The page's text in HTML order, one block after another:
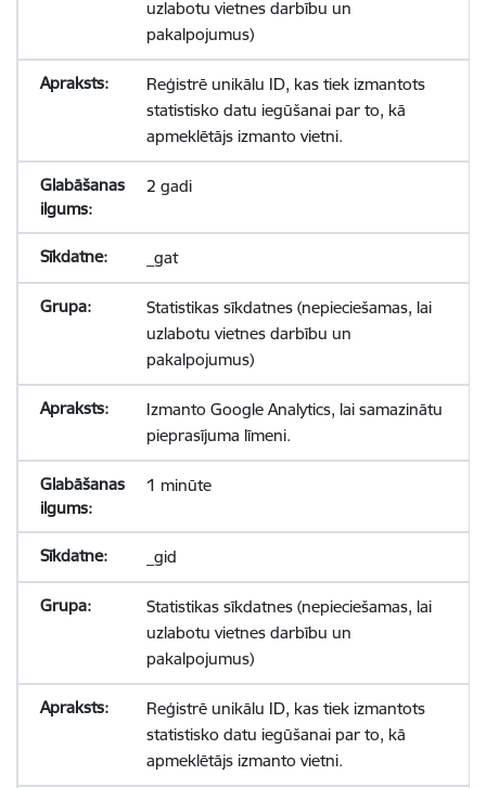
uzlabotu vietnes darbību un
pakalpojumus)
Reģistrē unikālu ID, kas tiek izmantots
statistisko datu iegūšanai par to, kā
apmeklētājs izmanto vietni.
2 gadi
_gat
Statistikas sīkdatnes (nepieciešamas, lai
uzlabotu vietnes darbību un
pakalpojumus)
Izmanto Google Analytics, lai samazinātu
pieprasījuma līmeni.
1 minūte
_gid
Statistikas sīkdatnes (nepieciešamas, lai
uzlabotu vietnes darbību un
pakalpojumus)
Reģistrē unikālu ID, kas tiek izmantots
statistisko datu iegūšanai par to, kā
apmeklētājs izmanto vietni.